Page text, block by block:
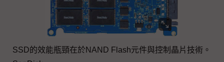
SSD的效能瓶頸在於NAND Flash元件與控制晶片技術。